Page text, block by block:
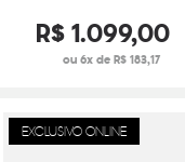
R$1.099,00
ou 6x de R$ 183,17
EXCLUSIVO ONLINE